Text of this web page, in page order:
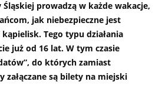
prowadzą w każde wakacje,
jak niebezpieczne jest
Tego typu działania
już od 16 lat. W tym czasie
do których zamiast
załączane są bilety na miejski